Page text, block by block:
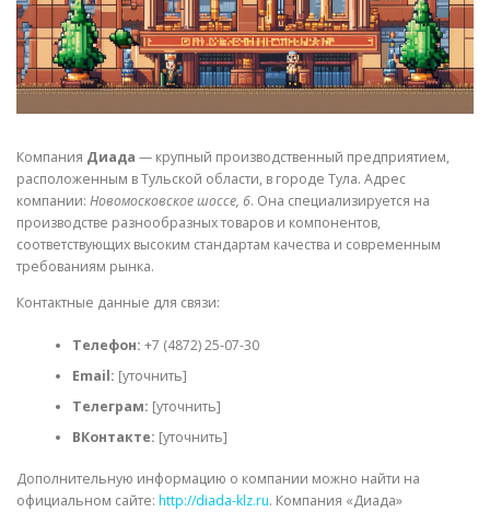
Компания Диада — крупный производственный предприятием,
расположенным в Тульской области, в городе Тула. Адрес
компании: Новомосковское шоссе, 6. Она специализируется на
производстве разнообразных товаров и компонентов,
соответствующих высоким стандартам качества и современным
требованиям рынка.
Контактные данные для связи:
Телефон: +7 (4872) 25-07-30
Email: [уточнить]
Телеграм: [уточнить]
ВКонтакте: [уточнить]
Дополнительную информацию о компании можно найти на
официальном сайте: http://diada-klz.ru. Компания «Диада»